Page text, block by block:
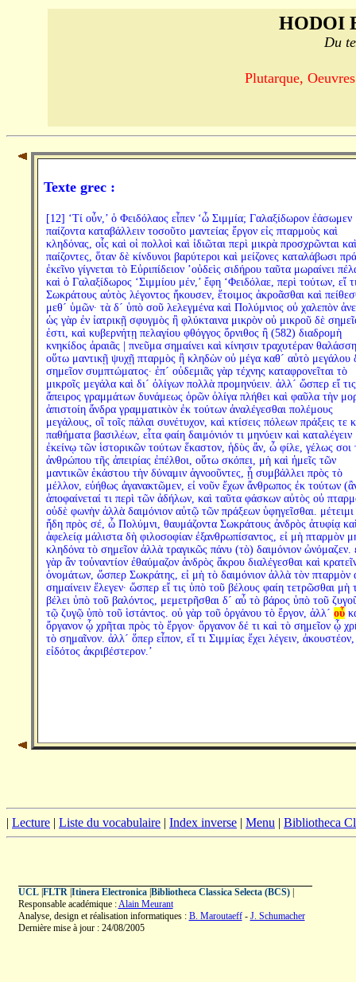
HODOI
Du
Plutarque,
Texte grec :
[12] ‘Τί οὖν,’ ὁ Φειδόλαος εἶπεν ‘ὦ Σιμμία; Γαλαξίδωρον ἐάσωμεν
παίζοντα καταβάλλειν τοσοῦτο μαντείας ἔργον εἰς πταρμοὺς καὶ
κληδόνας, οἷς καὶ οἱ πολλοὶ καὶ ἰδιῶται περὶ μικρὰ προσχρῶνται καὶ
παίζοντες, ὅταν δὲ κίνδυνοι βαρύτεροι καὶ μείζονες καταλάβωσι
ἐκεῖνο γίγνεται τὸ Εὐριπίδειον ’οὐδεὶς σιδήρου ταῦτα μωραίνει
καὶ ὁ Γαλαξίδωρος ‘Σιμμίου μέν,’ ἔφη ‘Φειδόλαε, περὶ τούτων, εἴ
Σωκράτους αὐτὸς λέγοντος ἤκουσεν, ἕτοιμος ἀκροᾶσθαι καὶ
μεθ´ ὑμῶν· τὰ δ´ ὑπὸ σοῦ λελεγμένα καὶ Πολύμνιος οὐ χαλεπὸν
ὡς γὰρ ἐν ἰατρικῇ σφυγμὸς ἢ φλύκταινα μικρὸν οὐ μικροῦ δὲ
ἐστι, καὶ κυβερνήτῃ πελαγίου φθόγγος ὄρνιθος ἢ (582) διαδρομὴ
κνηκίδος ἀραιᾶς | πνεῦμα σημαίνει καὶ κίνησιν τραχυτέραν
οὕτω μαντικῇ ψυχῇ πταρμὸς ἢ κληδὼν οὐ μέγα καθ´ αὑτὸ μεγάλου
σημεῖον συμπτώματος· ἐπ´ οὐδεμιᾶς γὰρ τέχνης καταφρονεῖται τὸ
μικροῖς μεγάλα καὶ δι´ ὀλίγων πολλὰ προμηνύειν. ἀλλ´ ὥσπερ εἴ τις
ἄπειρος γραμμάτων δυνάμεως ὁρῶν ὀλίγα πλήθει καὶ φαῦλα τὴν
ἀπιστοίη ἄνδρα γραμματικὸν ἐκ τούτων ἀναλέγεσθαι πολέμους
μεγάλους, οἳ τοῖς πάλαι συνέτυχον, καὶ κτίσεις πόλεων πράξεις τε
παθήματα βασιλέων, εἶτα φαίη δαιμόνιόν τι μηνύειν καὶ καταλέγειν
ἐκείνῳ τῶν ἱστορικῶν τούτων ἕκαστον, ἡδὺς ἄν, ὦ φίλε, γέλως σοι
ἀνθρώπου τῆς ἀπειρίας ἐπέλθοι, οὕτω σκόπει, μὴ καὶ ἡμεῖς τῶν
μαντικῶν ἑκάστου τὴν δύναμιν ἀγνοοῦντες, ᾗ συμβάλλει πρὸς τὸ
μέλλον, εὐήθως ἀγανακτῶμεν, εἰ νοῦν ἔχων ἄνθρωπος ἐκ τούτων
ἀποφαίνεταί τι περὶ τῶν ἀδήλων, καὶ ταῦτα φάσκων αὐτὸς οὐ
οὐδὲ φωνὴν ἀλλὰ δαιμόνιον αὐτῷ τῶν πράξεων ὑφηγεῖσθαι. μέτειμι
ἤδη πρὸς σέ, ὦ Πολύμνι, θαυμάζοντα Σωκράτους ἀνδρὸς ἀτυφίᾳ
ἀφελείᾳ μάλιστα δὴ φιλοσοφίαν ἐξανθρωπίσαντος, εἰ μὴ πταρμὸν
κληδόνα τὸ σημεῖον ἀλλὰ τραγικῶς πάνυ (τὸ) δαιμόνιον ὠνόμαζεν.
γὰρ ἂν τοὐναντίον ἐθαύμαζον ἀνδρὸς ἄκρου διαλέγεσθαι καὶ
ὀνομάτων, ὥσπερ Σωκράτης, εἰ μὴ τὸ δαιμόνιον ἀλλὰ τὸν πταρμὸν
σημαίνειν ἔλεγεν· ὥσπερ εἴ τις ὑπὸ τοῦ βέλους φαίη τετρῶσθαι μὴ
βέλει ὑπὸ τοῦ βαλόντος, μεμετρῆσθαι δ´ αὖ τὸ βάρος ὑπὸ τοῦ
τῷ ζυγῷ ὑπὸ τοῦ ἱστάντος. οὐ γὰρ τοῦ ὀργάνου τὸ ἔργον, ἀλλ´ οὗ
ὄργανον ᾧ χρῆται πρὸς τὸ ἔργον· ὄργανον δέ τι καὶ τὸ σημεῖον ᾧ
τὸ σημαῖνον. ἀλλ´ ὅπερ εἶπον, εἴ τι Σιμμίας ἔχει λέγειν,
εἰδότος ἀκριβέστερον.’
| Lecture | Liste du vocabulaire | Index inverse | Menu | Bibliotheca
UCL| FLTR| Itinera Electronica| Bibliotheca Classica Selecta (BCS)|
Responsable académique :Alain Meurant
Analyse, design et réalisation informatiques : B. Maroutaeff- J. Schumacher
Dernière mise à jour : 24/08/2005